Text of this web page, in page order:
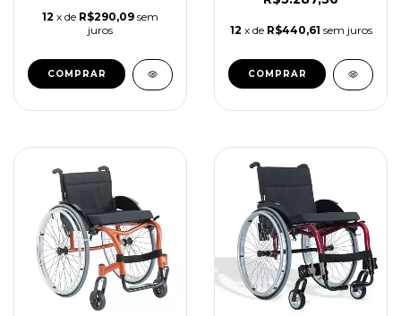
12 x de R$290,09 sem
juros
COMPRAR
12 x de R$440,61 sem juros
COMPRAR